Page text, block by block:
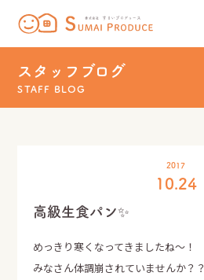
コンセプト
新築
HOMA
リフォーム・リノベーション
リフォーム実績一覧
新着情報・イベント
スタッフブログ
STAFF BLOG
2017
10.24
高級生食パン✨
めっきり寒くなってきましたね～！
みなさん体調崩されていませんか？？